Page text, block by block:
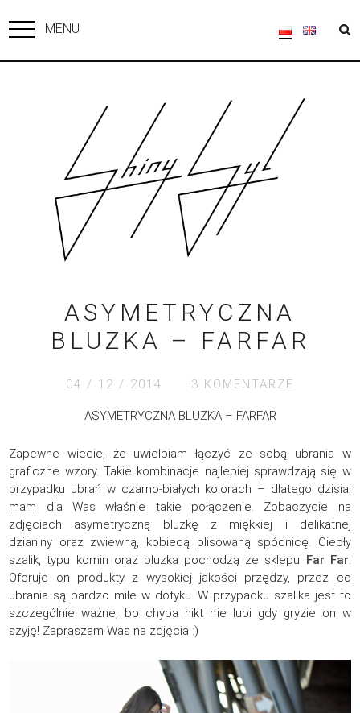
MENU
ASYMETRYCZNA
BLUZKA – FARFAR
04 / 12 / 2014 3 KOMENTARZE
ASYMETRYCZNA BLUZKA – FARFAR
Zapewne wiecie, że uwielbiam łączyć ze sobą ubrania w
graficzne wzory. Takie kombinacje najlepiej sprawdzają się w
przypadku ubrań w czarno-białych kolorach – dlatego dzisiaj
mam dla Was właśnie takie połączenie. Zobaczycie na
zdjęciach asymetryczną bluzkę z miękkiej i delikatnej
dzianiny oraz zwiewną, kobiecą plisowaną spódnicę. Ciepły
szalik, typu komin oraz bluzka pochodzą ze sklepu Far Far.
Oferuje on produkty z wysokiej jakości przędzy, przez co
ubrania są bardzo miłe w dotyku. W przypadku szalika jest to
szczególnie ważne, bo chyba nikt nie lubi gdy gryzie on w
szyję! Zapraszam Was na zdjęcia :)